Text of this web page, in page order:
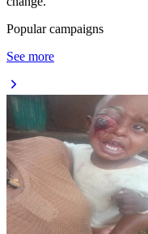
Popular campaigns
See more